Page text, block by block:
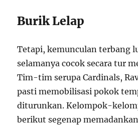
Burik Lelap
Tetapi, kemunculan terbang
selamanya cocok secara tur
Tim-tim serupa Cardinals,
pasti memobilisasi pokok
diturunkan. Kelompok-
berikut segenap